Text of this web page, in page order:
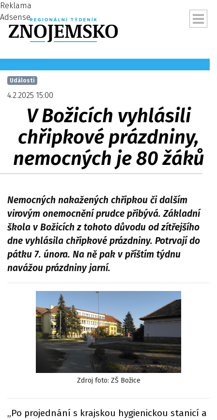
Reklama
Adsense
Události
4.2.2025 15:00
V Božicích vyhlásili
chřipkové prázdniny,
nemocných je 80 žáků
Nemocných nakažených chřipkou či dalším
virovým onemocnění prudce přibývá. Základní
škola v Božicích z tohoto důvodu od zítřejšího
dne vyhlásila chřipkové prázdniny. Potrvají do
pátku 7. února. Na ně pak v příštím týdnu
navážou prázdniny jarní.
Zdroj foto: ZŠ Božice
„Po projednání s krajskou hygienickou stanicí a